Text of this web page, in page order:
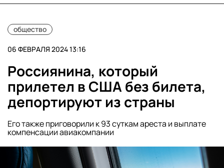
общество
06 ФЕВРАЛЯ 2024 13:16
Россиянина, который
прилетел в США без билета,
депортируют из страны
Его также приговорили к 93 суткам ареста и выплате
компенсации авиакомпании